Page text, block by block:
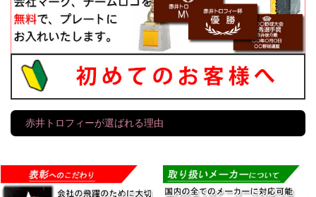
赤井トロフィーが選ばれる理由